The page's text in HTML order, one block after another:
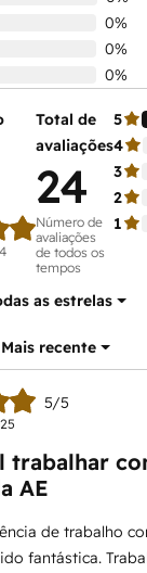
0%
0%
0%
Total de
avaliações
24
Número de
avaliações
de todos os
tempos
5
4
3
2
1
as estrelas
Mais recente
5/5
trabalhar
AE
de trabalho
fantástica.